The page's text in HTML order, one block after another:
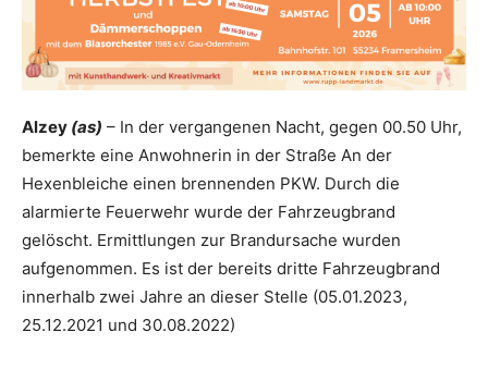
Alzey (as) – In der vergangenen Nacht, gegen 00.50 Uhr,
bemerkte eine Anwohnerin in der Straße An der
Hexenbleiche einen brennenden PKW. Durch die
alarmierte Feuerwehr wurde der Fahrzeugbrand
gelöscht. Ermittlungen zur Brandursache wurden
aufgenommen. Es ist der bereits dritte Fahrzeugbrand
innerhalb zwei Jahre an dieser Stelle (05.01.2023,
25.12.2021 und 30.08.2022)